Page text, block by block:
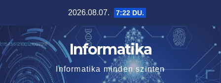
content
2026.08.07. 7:22 DU.
Informatika
Informatika minden szinten